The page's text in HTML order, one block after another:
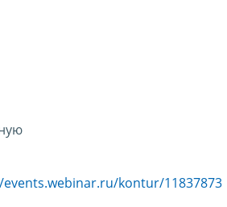
kontur/11837873